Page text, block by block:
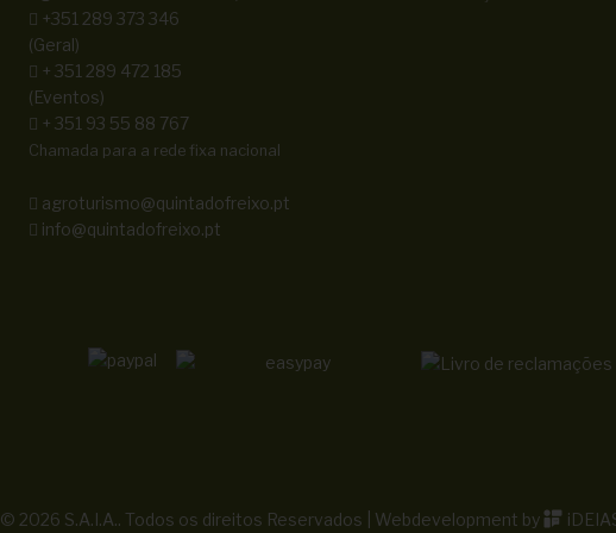
+351 289 373 346
(Geral)
+ 351 289 472 185
(Eventos)
+ 351 93 55 88 767
Chamada para a rede fixa nacional
agroturismo@quintadofreixo.pt
info@quintadofreixo.pt
© 2026 S.A.I.A.. Todos os direitos Reservados | Webdevelopment by